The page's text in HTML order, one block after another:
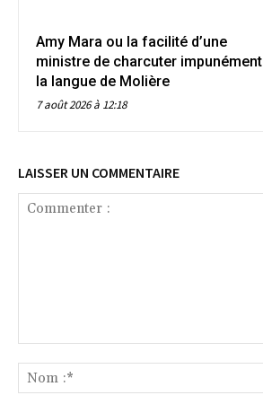
Amy Mara ou la facilité d’une
ministre de charcuter impunément
la langue de Molière
7 août 2026 à 12:18
LAISSER UN COMMENTAIRE